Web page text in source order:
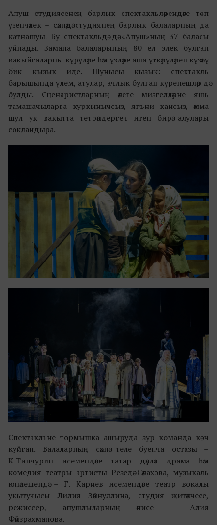
Апуш студиясенең барлык спектакльләрендәге төп
үзенчәлек – сәхнәдә студиянең барлык балаларның да
катнашуы. Бу спектакльдә дә «Апуш»ның 37 баласы
уйнады. Замана балаларының 80 ел элек булган
вакыйгаларны күрүләре һәм үзләре аша үткәрүләрен күзәтү
бик кызык иде. Шунысы кызык: спектакль
барышында үлем, атулар, ачлык булган күренешләр дә
булды. Сценаристларның әлеге мизгелләрне яшь
тамашачыларга куркынычсыз, ягъни кансыз, әмма
шул ук вакытта тетрәндергеч итеп бирә алулары
сокландыра.
Спектакльне тормышка ашыруда зур команда көч
куйган. Балаларның сәхнә теле буенча остазы –
К.Тинчурин исемендәге татар дәүләт драма һәм
комедия театры артисты Резедә Сәлахова, музыкаль
юнәлешендә – Г. Кариев исемендәге театр вокалы
укытучысы Лилия Зәйнуллина, студия җитәкчесе,
режиссер, апушлыларның әнисе – Алия
Фәйзрахманова.